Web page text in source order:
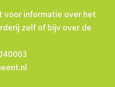
voor informatie over het
zelf of bijv over de